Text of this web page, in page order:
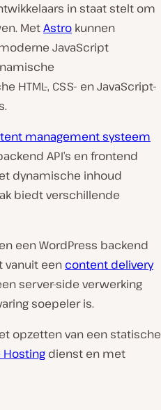
in staat stelt om
MetAstro kunnen
JavaScript
, CSS- en JavaScript-
management systeem
API’s en frontend
dynamische inhoud
biedt verschillende
een WordPress backend
vanuit een content delivery
server-side verwerking
soepeler is.
opzetten van een statische
Hosting dienst en met